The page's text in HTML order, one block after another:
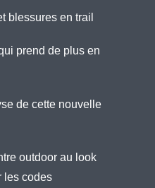
blessures en trail
prend de plus en
de cette nouvelle
outdoor au look
les codes